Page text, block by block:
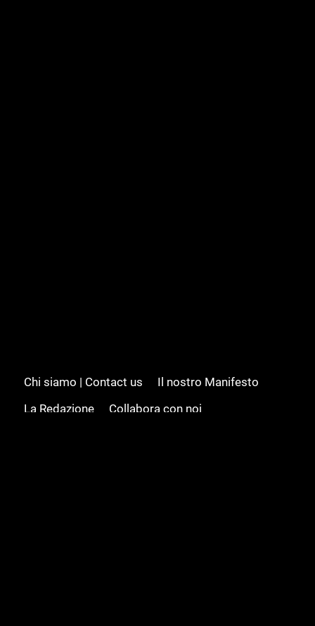
Chi siamo | Contact us
Il nostro Manifesto
La Redazione
Collabora con noi